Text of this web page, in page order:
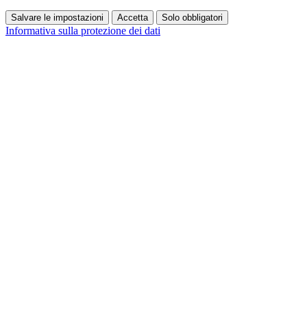
Salvare le impostazioni Accetta Solo obbligatori
Informativa sulla protezione dei dati